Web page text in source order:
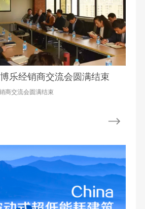
乐经销商交流会圆满结束
商交流会圆满结束